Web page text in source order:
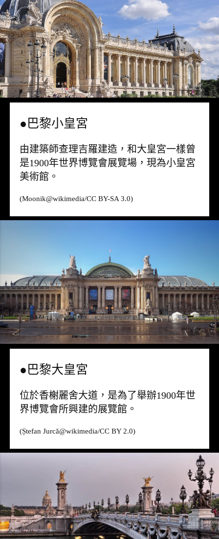
●巴黎小皇宮
由建築師查理吉羅建造，和大皇宮一樣曾
是1900年世界博覽會展覽場，現為小皇宮
美術館。
(Moonik@wikimedia/CC BY-SA 3.0)
●巴黎大皇宮
位於香榭麗舍大道，是為了舉辦1900年世
界博覽會所興建的展覽館。
(Ștefan Jurcă@wikimedia/CC BY 2.0)